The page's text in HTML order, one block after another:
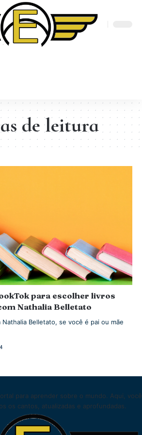
de leitura
para escolher livros
Nathalia Belletato
Belletato, se você é pai ou mãe
para aprender sobre o mundo. Aqui, você
os cantos, atualizadas e aprofundadas.